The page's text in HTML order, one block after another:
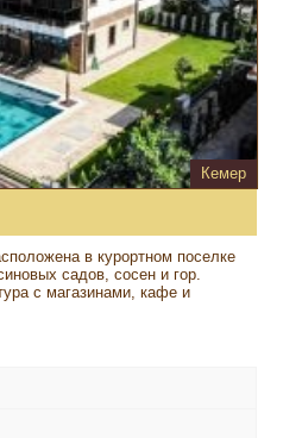
Кемер
в курортном поселке
садов, сосен и гор.
с магазинами, кафе и